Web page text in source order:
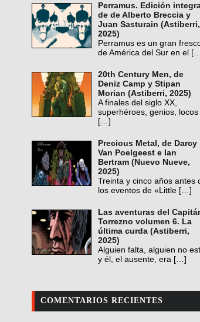
Perramus. Edición
de de Alberto Breccia y
Juan Sasturain (Astiberri,
2025)
Perramus es un gran
de América del Sur en el
20th Century Men, de
Deniz Camp y Stipan
Morian (Astiberri, 2025)
A finales del siglo XX,
superhéroes, genios, locos
[…]
Precious Metal, de Darcy
Van Poelgeest e Ian
Bertram (Nuevo Nueve,
2025)
Treinta y cinco años antes
los eventos de «Little […]
Las aventuras del
Torrezno volumen 6. La
última curda (Astiberri,
2025)
Alguien falta, alguien no
y él, el ausente, era […]
COMENTARIOS RECIENTES